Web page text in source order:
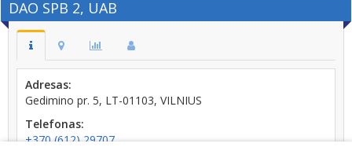
DAO SPB 2, UAB
Adresas:
Gedimino pr. 5, LT-01103, VILNIUS
Telefonas:
+370 (612) 29707